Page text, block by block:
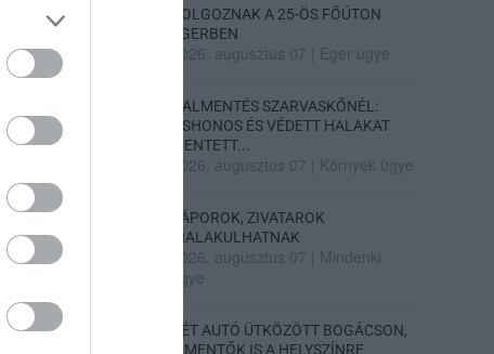
DOLGOZNAK A 25-ÖS FŐÚTON
EGERBEN
2026. augusztus 07 Eger ügye
HALMENTÉS SZARVASKŐNÉL:
ŐSHONOS ÉS VÉDETT HALAKAT
MENTETT...
2026. augusztus 07 Környék ügye
ZÁPOROK, ZIVATAROK
KIALAKULHATNAK
2026. augusztus 07
Mindenki
ügye
KÉT AUTÓ ÜTKÖZÖTT BOGÁCSON,
A MENTŐK IS A HELYSZÍNRE